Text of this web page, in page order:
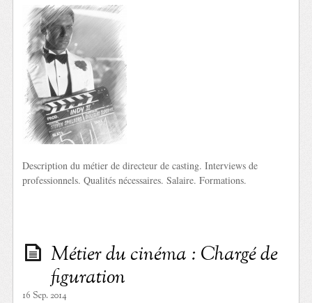
Description du métier de directeur de casting. Interviews de
professionnels. Qualités nécessaires. Salaire. Formations.
Métier du cinéma : Chargé de
figuration
16 Sep. 2014